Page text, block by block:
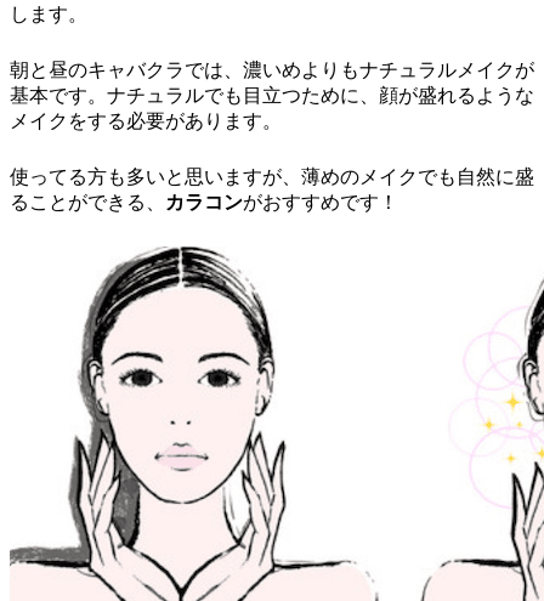
します。
朝と昼のキャバクラでは、濃いめよりもナチュラルメイクが
基本です。ナチュラルでも目立つために、顔が盛れるような
メイクをする必要があります。
使ってる方も多いと思いますが、薄めのメイクでも自然に盛
ることができる、
カラコンがおすすめです！